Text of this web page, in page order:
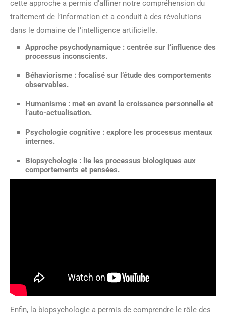
cette approche a permis d’affiner notre compréhension du
traitement de l’information et a conduit à des révolutions
dans le domaine de l’intelligence artificielle.
Approche psychodynamique : centrée sur l’influence des
processus inconscients.
Béhaviorisme : focalisé sur l’étude des comportements
observables.
Humanisme : met en avant la croissance personnelle et
l’auto-actualisation.
Psychologie cognitive : explore les processus mentaux
internes.
Biopsychologie : lie les processus biologiques aux
comportements et pensées.
Enfin, la biopsychologie a permis de comprendre le rôle des